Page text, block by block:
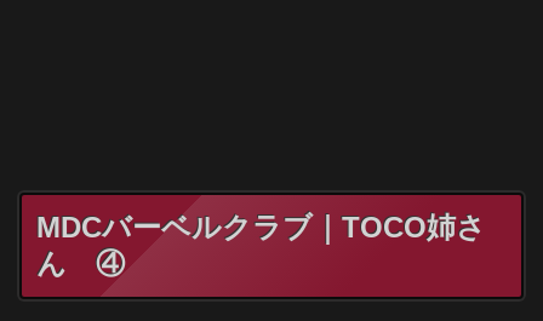
MDCバーベルクラブ｜TOCO姉さ
ん ④